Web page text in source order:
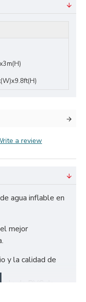
a review
agua inflable en
mejor
y la calidad de
de PVC de